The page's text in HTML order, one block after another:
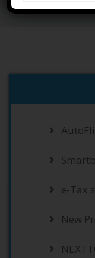
Home
e-Tax
New